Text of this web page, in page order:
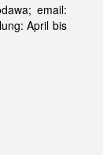
email:
April bis